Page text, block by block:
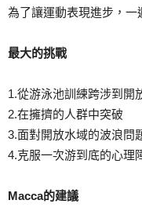
為了讓運動表現進步，一
最大的挑戰
1.從游泳池訓練跨涉到開
2.在擁擠的人群中突破
3.面對開放水域的波浪問
4.克服一次游到底的心理
Macca的建議